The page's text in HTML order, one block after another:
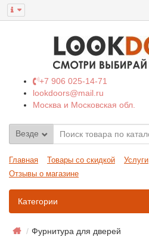
+7 906 025-14-71
lookdoors@mail.ru
Москва и Московская обл.
Везде
Главная Товары со скидкой Услуги
Отзывы о магазине
Категории
Фурнитура для дверей